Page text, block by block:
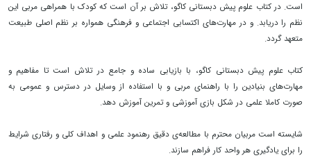
است. در کتاب‌ علوم پیش دبستانی کاگو، تلاش بر آن است که کودک با همراهی مربی این
نظم را دریابد. و در مهارت‌های اکتسابی اجتماعی و فرهنگی همواره بر نظم اصلی طبیعت
متعهد گردد.
کتاب علوم پیش دبستانی کاگو، با بازیابی ساده و جامع در تلاش است تا مفاهیم و
مهارت‌های بنیادین را با راهنمای مربی و با استفاده از وسایل در دسترس و عمومی به
صورت کاملا علمی در شکل بازی آموزشی و تمرین آموزش دهد.
شایسته است مربیان محترم با مطالعه‌ی دقیق رهنمود علمی و اهداف کلی و رفتاری شرایط
را برای یادگیری هر واحد کار فراهم سازند.